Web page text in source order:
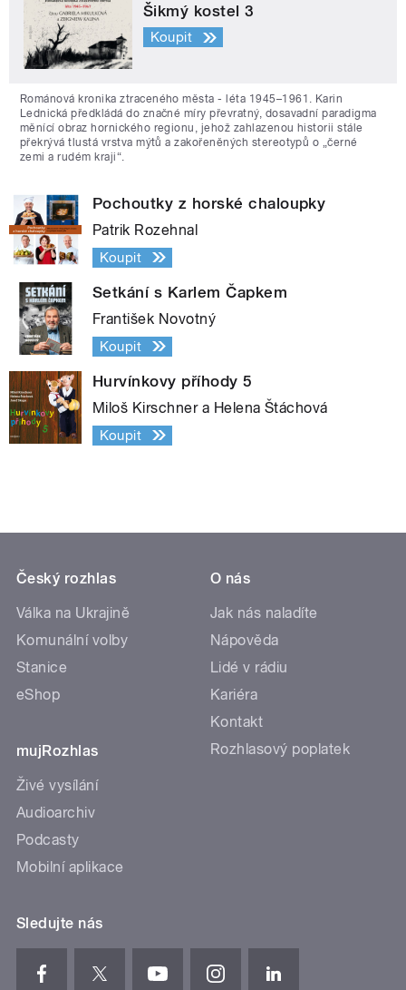
Šikmý kostel 3
Koupit
Románová kronika ztraceného města - léta 1945–1961. Karin
Lednická předkládá do značné míry převratný, dosavadní paradigma
měnící obraz hornického regionu, jehož zahlazenou historii stále
překrývá tlustá vrstva mýtů a zakořeněných stereotypů o „černé
zemi a rudém kraji“.
Pochoutky z horské chaloupky
Patrik Rozehnal
Koupit
Setkání s Karlem Čapkem
František Novotný
Koupit
Hurvínkovy příhody 5
Miloš Kirschner a Helena Štáchová
Koupit
Český rozhlas
Válka na Ukrajině
Komunální volby
Stanice
eShop
mujRozhlas
Živé vysílání
Audioarchiv
Podcasty
Mobilní aplikace
O nás
Jak nás naladíte
Nápověda
Lidé v rádiu
Kariéra
Kontakt
Rozhlasový poplatek
Sledujte nás